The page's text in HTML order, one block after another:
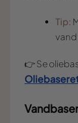
Tip:
vand
👉 Se